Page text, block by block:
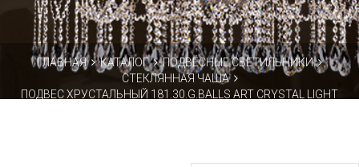
ГЛАВНАЯ КАТАЛОГ
ПОДВЕСНЫЕ СВЕТИЛЬНИКИ
СТЕКЛЯННАЯ ЧАША
ПОДВЕС ХРУСТАЛЬНЫЙ 181.30.G.BALLS ART CRYSTAL LIGHT